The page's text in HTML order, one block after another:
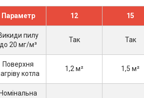
Параметр 12 15
пилу
20 мг/м³
Так Так
Поверхня
котла
1,2 м² 1,5 м²